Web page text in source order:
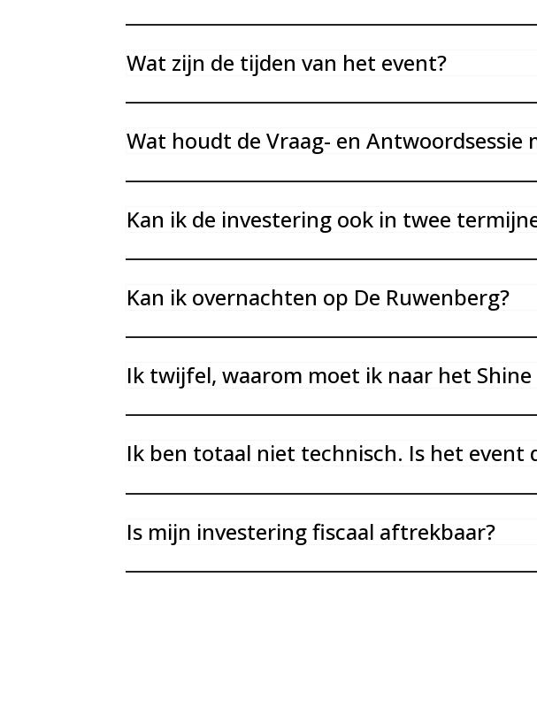
Wat zijn de tijden van het event?
Wat houdt de Vraag- en Antwoordsessie
Kan ik de investering ook in twee
Kan ik overnachten op De Ruwenberg?
Ik twijfel, waarom moet ik naar het
Ik ben totaal niet technisch. Is het event
Is mijn investering fiscaal aftrekbaar?